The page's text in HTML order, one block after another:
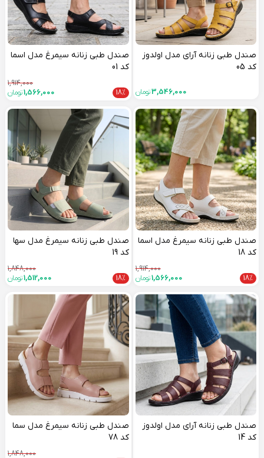
صندل طبی زنانه آرای مدل اولدوز
کد 05
3,546,000تومان
صندل طبی زنانه سیمرغ مدل اسما
کد 01
1,914,000
18%
1,566,000تومان
صندل طبی زنانه سیمرغ مدل اسما
کد 18
1,914,000
18%
1,566,000تومان
صندل طبی زنانه سیمرغ مدل سها
کد 19
1,848,000
18%
1,512,000تومان
صندل طبی زنانه آرای مدل اولدوز
کد 14
صندل طبی زنانه سیمرغ مدل سما
کد 78
1,848,000